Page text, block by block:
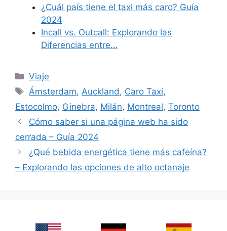
¿Cuál país tiene el taxi más caro? Guía
2024
Incall vs. Outcall: Explorando las
Diferencias entre…
Categories
Viaje
Tags
Ámsterdam, Auckland , Caro Taxi,
Estocolmo, Ginebra, Milán, Montreal, Toronto
Cómo saber si una página web ha sido
cerrada – Guía 2024
¿Qué bebida energética tiene más cafeína?
– Explorando las opciones de alto octanaje